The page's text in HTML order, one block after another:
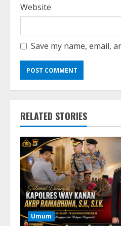
Website
Save my name, email,
RELATED STORIES
Umum